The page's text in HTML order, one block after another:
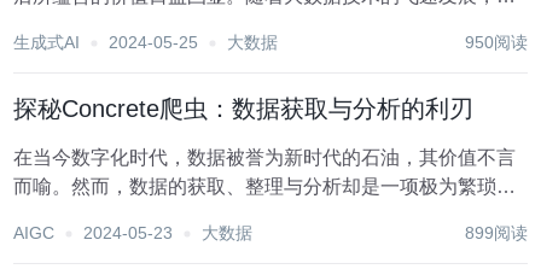
出强大的影响力。其中，“meedu爬虫”作为近期备受关注的
生成式AI 2024-05-25 大数据 950阅读
探秘Concrete爬虫：数据获取与分析的利刃
在当今数字化时代，数据被誉为新时代的石油，其价值不言
而喻。然而，数据的获取、整理与分析却是一项极为繁琐和
重的作用。Concrete爬虫，作为一种高效、智能的数据抓取
AIGC 2024-05-23 大数据 899阅读